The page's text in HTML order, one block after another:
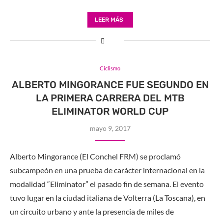
LEER MÁS
Ciclismo
ALBERTO MINGORANCE FUE SEGUNDO EN
LA PRIMERA CARRERA DEL MTB
ELIMINATOR WORLD CUP
mayo 9, 2017
Alberto Mingorance (El Conchel FRM) se proclamó
subcampeón en una prueba de carácter internacional en la
modalidad “Eliminator” el pasado fin de semana. El evento
tuvo lugar en la ciudad italiana de Volterra (La Toscana), en
un circuito urbano y ante la presencia de miles de